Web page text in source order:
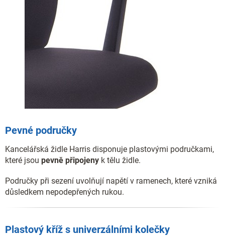
Pevné područky
Kancelářská židle Harris disponuje plastovými područkami,
které jsou pevně připojeny k tělu židle.
Područky při sezení uvolňují napětí v ramenech, které vzniká
důsledkem nepodepřených rukou.
Plastový kříž s univerzálními kolečky